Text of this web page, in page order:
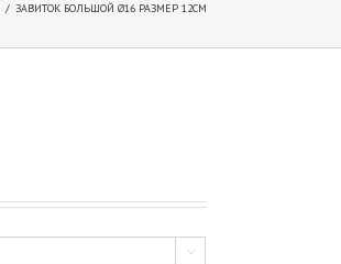
/ ЗАВИТОК БОЛЬШОЙ Ø16 РАЗМЕР 12СМ
